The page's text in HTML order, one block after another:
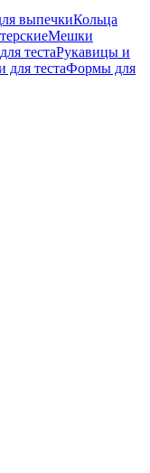
выпечкиКольца
Мешки
тестаРукавицы и
для тестаФормы для